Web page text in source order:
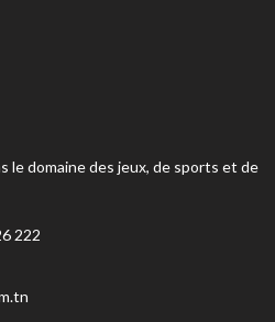
le domaine des jeux, de sports et de
222